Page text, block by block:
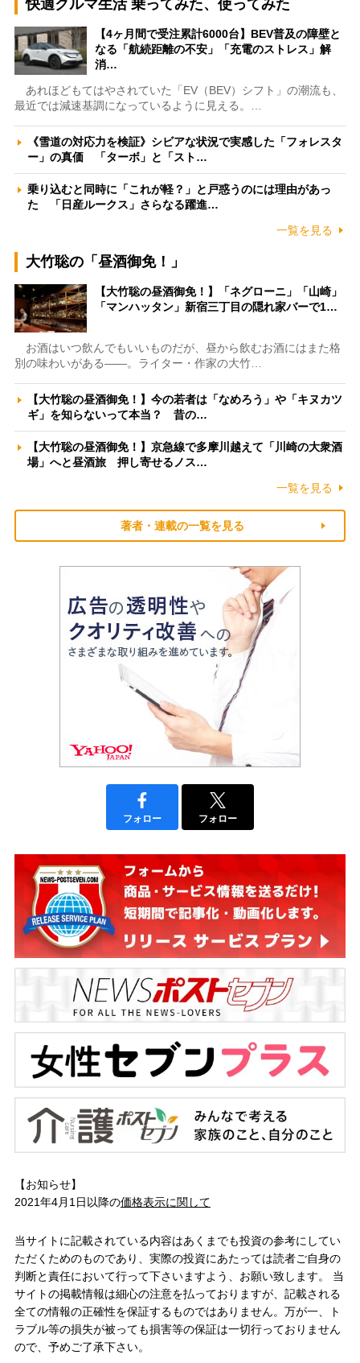
快適クルマ生活 乗ってみた、使ってみた
【4ヶ月間で受注累計6000台】BEV普及の障壁と
なる「航続距離の不安」「充電のストレス」解
消…
あれほどもてはやされていた「EV（BEV）シフト」の潮流も、
最近では減速基調になっているように見える。…
《雪道の対応力を検証》シビアな状況で実感した「フォレスタ
ー」の真価 「ターボ」と「スト…
乗り込むと同時に「これが軽？」と戸惑うのには理由があっ
た 「日産ルークス」さらなる躍進…
一覧を見る
大竹聡の「昼酒御免！」
【大竹聡の昼酒御免！】「ネグローニ」「山崎」
「マンハッタン」新宿三丁目の隠れ家バーで1…
お酒はいつ飲んでもいいものだが、昼から飲むお酒にはまた格
別の味わいがある――。ライター・作家の大竹…
【大竹聡の昼酒御免！】今の若者は「なめろう」や「キヌカツ
ギ」を知らないって本当？ 昔の…
【大竹聡の昼酒御免！】京急線で多摩川越えて「川崎の大衆酒
場」へと昼酒旅 押し寄せるノス…
一覧を見る
著者・連載の一覧を見る
フォロー フォロー
【お知らせ】
2021年4月1日以降の価格表示に関して
当サイトに記載されている内容はあくまでも投資の参考にしてい
ただくためのものであり、実際の投資にあたっては読者ご自身の
判断と責任において行って下さいますよう、お願い致します。 当
サイトの掲載情報は細心の注意を払っておりますが、記載される
全ての情報の正確性を保証するものではありません。万が一、ト
ラブル等の損失が被っても損害等の保証は一切行っておりません
ので、予めご了承下さい。